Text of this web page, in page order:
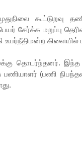
சேர்க்க மறுப்பு
உயர்நீதிமன்ற கிளையில்
தொடர்ந்தனர்.
பணியாளர் (பணி